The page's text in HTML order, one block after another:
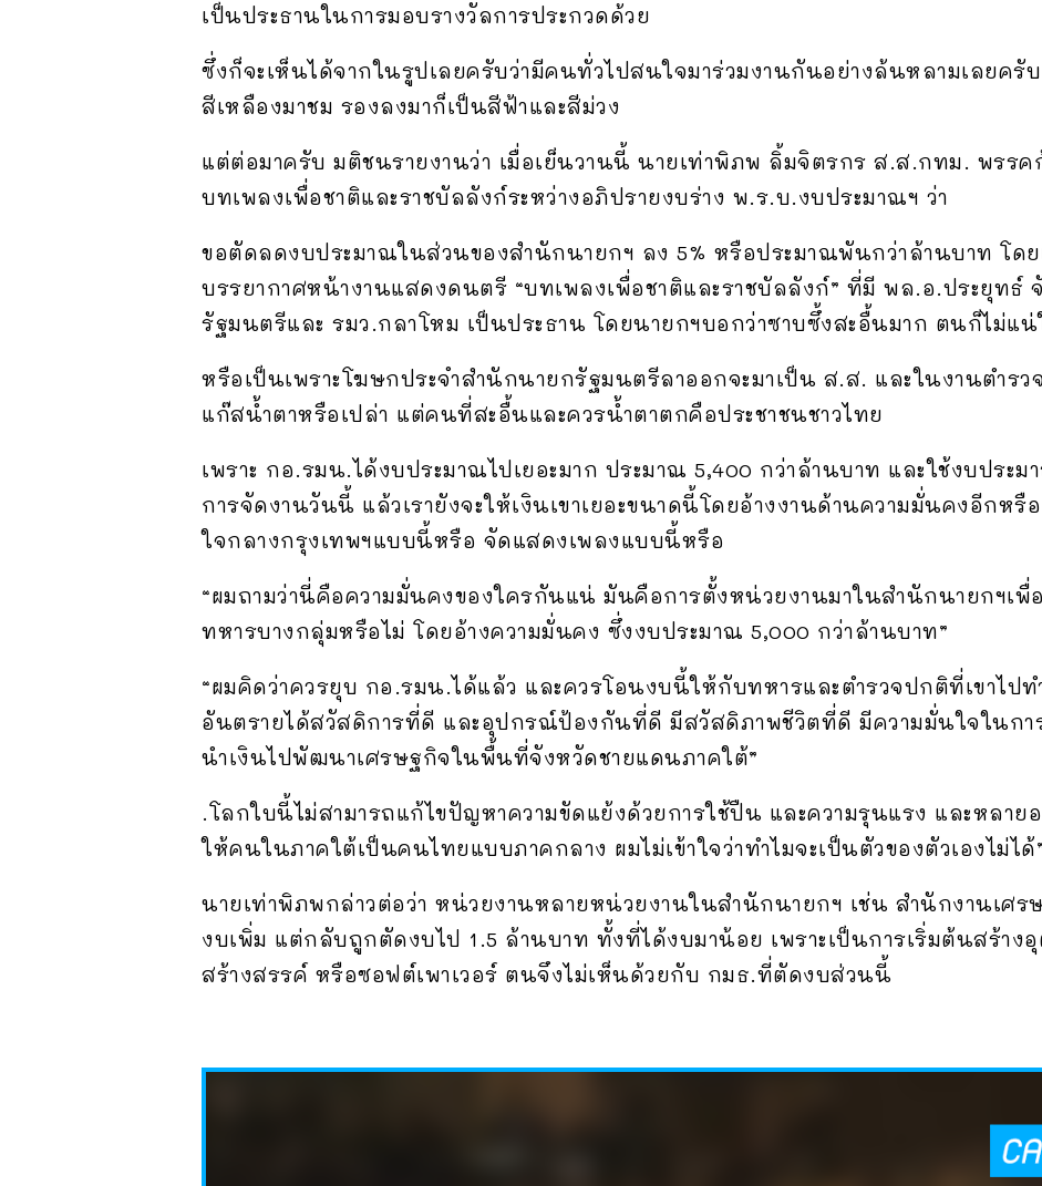
เป็นประธานในการมอบรางวัลการประกวดด้วย
ซึ่งก็จะเห็นได้จากในรูปเลยครับว่ามีคนทั่วไปสนใจมาร่วมงานกันอย่างล้นหลามเลยครั
สีเหลืองมาชม รองลงมาก็เป็นสีฟ้าและสีม่วง
แต่ต่อมาครับ มติชนรายงานว่า เมื่อเย็นวานนี้ นายเท่าพิภพ ลิ้มจิตรกร ส.ส.กทม. พรรค
บทเพลงเพื่อชาติและราชบัลลังก์ระหว่างอภิปรายงบร่าง พ.ร.บ.งบประมาณฯ ว่า
ขอตัดลดงบประมาณในส่วนของสำนักนายกฯ ลง 5% หรือประมาณพันกว่าล้านบาท โด
บรรยากาศหน้างานแสดงดนตรี “บทเพลงเพื่อชาติและราชบัลลังก์” ที่มี พล.อ.ประยุทธ์
รัฐมนตรีและ รมว.กลาโหม เป็นประธาน โดยนายกฯบอกว่าซาบซึ้งสะอื้นมาก ตนก็ไม่แน่
หรือเป็นเพราะโฆษกประจำสำนักนายกรัฐมนตรีลาออกจะมาเป็น ส.ส. และในงานตำรว
แก๊สน้ำตาหรือเปล่า แต่คนที่สะอื้นและควรน้ำตาตกคือประชาชนชาวไทย
เพราะ กอ.รมน.ได้งบประมาณไปเยอะมาก ประมาณ 5,400 กว่าล้านบาท และใช้งบประ
การจัดงานวันนี้ แล้วเรายังจะให้เงินเขาเยอะขนาดนี้โดยอ้างงานด้านความมั่นคงอีกหรื
ใจกลางกรุงเทพฯแบบนี้หรือ จัดแสดงเพลงแบบนี้หรือ
“ผมถามว่านี่คือความมั่นคงของใครกันแน่ มันคือการตั้งหน่วยงานมาในสำนักนายกฯเพื่
ทหารบางกลุ่มหรือไม่ โดยอ้างความมั่นคง ซึ่งงบประมาณ 5,000 กว่าล้านบาท”
“ผมคิดว่าควรยุบ กอ.รมน.ได้แล้ว และควรโอนงบนี้ให้กับทหารและตำรวจปกติที่เขาไป
อันตรายได้สวัสดิการที่ดี และอุปกรณ์ป้องกันที่ดี มีสวัสดิภาพชีวิตที่ดี มีความมั่นใจในก
นำเงินไปพัฒนาเศรษฐกิจในพื้นที่จังหวัดชายแดนภาคใต้”
.โลกใบนี้ไม่สามารถแก้ไขปัญหาความขัดแย้งด้วยการใช้ปืน และความรุนแรง และหลา
ให้คนในภาคใต้เป็นคนไทยแบบภาคกลาง ผมไม่เข้าใจว่าทำไมจะเป็นตัวของตัวเองไม่ไ
นายเท่าพิภพกล่าวต่อว่า หน่วยงานหลายหน่วยงานในสำนักนายกฯ เช่น สำนักงานเศร
งบเพิ่ม แต่กลับถูกตัดงบไป 1.5 ล้านบาท ทั้งที่ได้งบมาน้อย เพราะเป็นการเริ่มต้นสร้าง
สร้างสรรค์ หรือซอฟต์เพาเวอร์ ตนจึงไม่เห็นด้วยกับ กมธ.ที่ตัดงบส่วนนี้